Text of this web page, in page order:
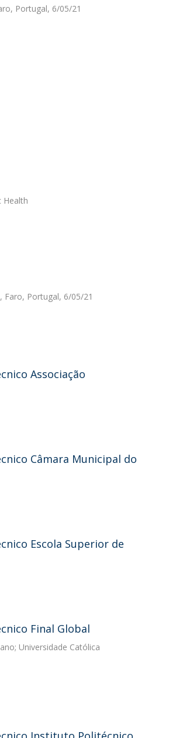
Portugal, 6/05/21
Health
Faro, Portugal, 6/05/21
Associação
Câmara Municipal do
Escola Superior de
Final Global
Universidade Católica